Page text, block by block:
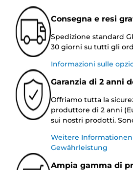
Consegna e resi
Spedizione standard
30 giorni su tutti gli
Informazioni sulle
Garanzia di 2 anni
Offriamo tutta la
produttore di 2 anni
sui nostri prodotti.
Weitere
Gewährleistung
Ampia gamma di